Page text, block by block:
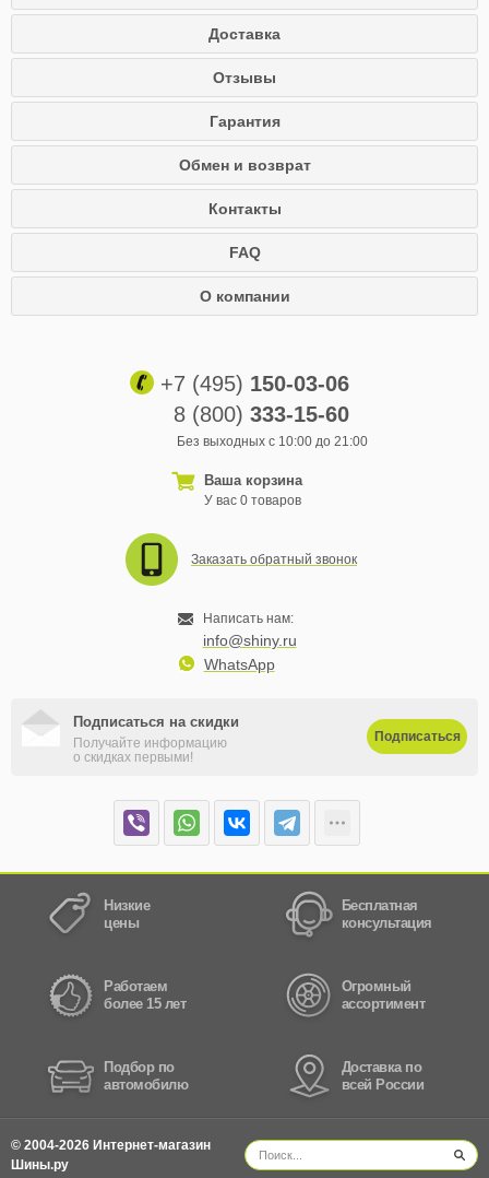
Доставка
Отзывы
Гарантия
Обмен и возврат
Контакты
FAQ
О компании
+7 (495) 150-03-06
8 (800) 333-15-60
Без выходных с 10:00 до 21:00
Ваша корзина
У вас 0 товаров
Заказать обратный звонок
Написать нам:
info@shiny.ru
WhatsApp
Подписаться на скидки
Получайте информацию
о скидках первыми!
Подписаться
Низкие
цены
Бесплатная
консультация
Работаем
более 15 лет
Огромный
ассортимент
Подбор по
автомобилю
Доставка по
всей России
© 2004-2026 Интернет-магазин
Шины.ру